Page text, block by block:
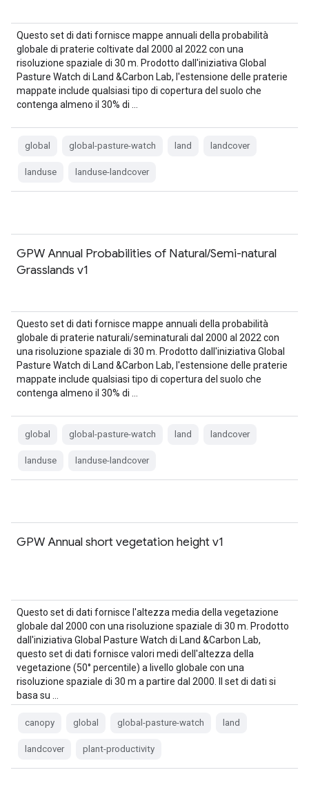
Questo set di dati fornisce mappe annuali della probabilità
globale di praterie coltivate dal 2000 al 2022 con una
risoluzione spaziale di 30 m. Prodotto dall'iniziativa Global
Pasture Watch di Land &Carbon Lab, l'estensione delle praterie
mappate include qualsiasi tipo di copertura del suolo che
contenga almeno il 30% di …
global global-pasture-watch land landcover
landuse landuse-landcover
GPW Annual Probabilities of Natural/Semi-natural
Grasslands v1
Questo set di dati fornisce mappe annuali della probabilità
globale di praterie naturali/seminaturali dal 2000 al 2022 con
una risoluzione spaziale di 30 m. Prodotto dall'iniziativa Global
Pasture Watch di Land &Carbon Lab, l'estensione delle praterie
mappate include qualsiasi tipo di copertura del suolo che
contenga almeno il 30% di …
global global-pasture-watch land landcover
landuse landuse-landcover
GPW Annual short vegetation height v1
Questo set di dati fornisce l'altezza media della vegetazione
globale dal 2000 con una risoluzione spaziale di 30 m. Prodotto
dall'iniziativa Global Pasture Watch di Land &Carbon Lab,
questo set di dati fornisce valori medi dell'altezza della
vegetazione (50° percentile) a livello globale con una
risoluzione spaziale di 30 m a partire dal 2000. Il set di dati si
basa su …
canopy global global-pasture-watch land
landcover plant-productivity